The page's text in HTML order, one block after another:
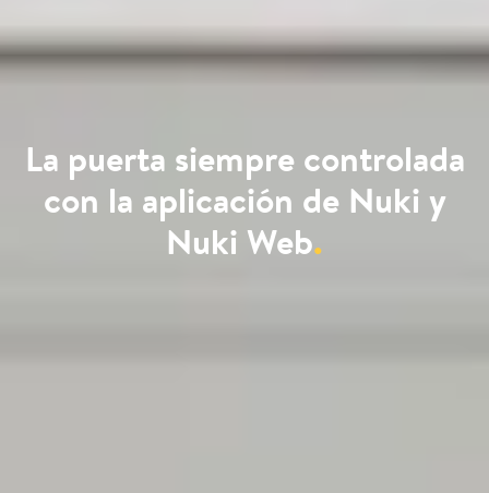
La puerta siempre controlada
con la aplicación de Nuki y
Nuki Web.